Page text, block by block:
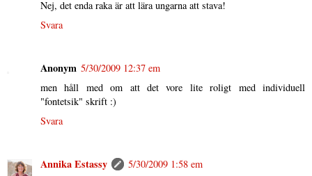
Nej, det enda raka är att lära ungarna att stava!
Svara
Anonym 5/30/2009 12:37 em
men håll med om att det vore lite roligt med individuell
"fontetsik" skrift :)
Svara
Annika Estassy
5/30/2009 1:58 em